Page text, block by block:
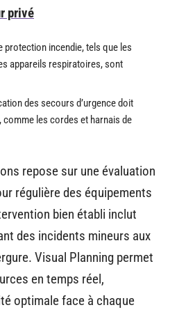
privé
protection incendie, tels que les
appareils respiratoires, sont
des secours d’urgence doit
les cordes et harnais de
repose sur une évaluation
régulière des équipements
bien établi inclut
des incidents mineurs aux
Visual Planning permet
en temps réel,
optimale face à chaque